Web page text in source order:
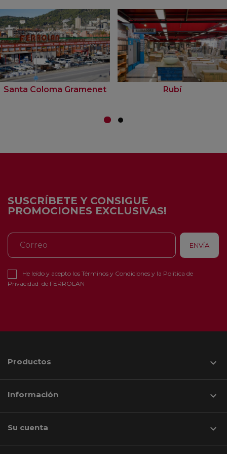
Santa Coloma Gramenet Rubí
SUSCRÍBETE Y CONSIGUE
PROMOCIONES EXCLUSIVAS!
He leído y acepto los Términos y Condiciones y la Política de
Privacidad de FERROLAN
Productos 
Información 
Su cuenta 